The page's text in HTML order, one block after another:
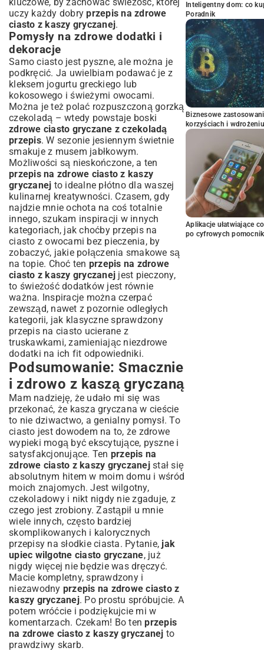
uczy każdy dobryprzepis na zdrowe
ciasto z kaszy gryczanej.
Pomysły na zdrowe dodatki i
dekoracje
Samo ciasto jest pyszne, ale można je
podkręcić. Ja uwielbiam podawać je z
kleksem jogurtu greckiego lub
kokosowego i świeżymi owocami.
Można je też polać rozpuszczoną gorzką
czekoladą – wtedy powstaje boski
zdrowe ciasto gryczane z czekoladą
przepis. W sezonie jesiennym świetnie
smakuje z musem jabłkowym.
Możliwości są nieskończone, a ten
przepis na zdrowe ciasto z kaszy
gryczanej to idealne płótno dla waszej
kulinarnej kreatywności. Czasem, gdy
najdzie mnie ochota na coś totalnie
innego, szukam inspiracji w innych
kategoriach, jak choćby przepis na
ciasto z owocami bez pieczenia, by
zobaczyć, jakie połączenia smakowe są
na topie. Choć ten przepis na zdrowe
ciasto z kaszy gryczanej jest pieczony,
to świeżość dodatków jest równie
ważna. Inspiracje można czerpać
zewsząd, nawet z pozornie odległych
kategorii, jak klasycznesprawdzony
przepis na ciasto ucierane z
truskawkami, zamieniając niezdrowe
dodatki na ich fit odpowiedniki.
Podsumowanie: Smacznie
i zdrowo z kaszą gryczaną
Mam nadzieję, że udało mi się was
przekonać, że kasza gryczana w cieście
to nie dziwactwo, a genialny pomysł. To
ciasto jest dowodem na to, że zdrowe
wypieki mogą być ekscytujące, pyszne i
satysfakcjonujące. Ten przepis na
zdrowe ciasto z kaszy gryczanejstał się
absolutnym hitem w moim domu i wśród
moich znajomych. Jest wilgotny,
czekoladowy i nikt nigdy nie zgaduje, z
czego jest zrobiony. Zastąpił u mnie
wiele innych, często bardziej
skomplikowanych i kalorycznych
przepisy na słodkie ciasta. Pytanie, jak
upiec wilgotne ciasto gryczane, już
nigdy więcej nie będzie was dręczyć.
Macie kompletny, sprawdzony i
niezawodny przepis na zdrowe ciasto z
kaszy gryczanej. Po prostu spróbujcie. A
potem wróćcie i podziękujcie mi w
komentarzach. Czekam! Bo tenprzepis
na zdrowe ciasto z kaszy gryczanej to
prawdziwy skarb.
Inteligentny dom: co
Poradnik
Biznesowe
korzyściach i wdrożeniu
Aplikacje ułatwiające
po cyfrowych